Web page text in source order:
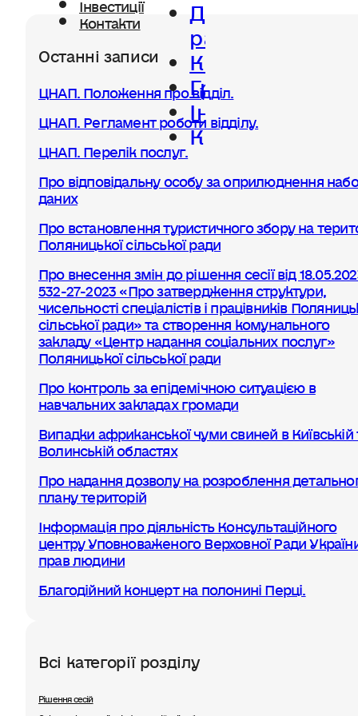
Контакти Діяльність
ради
Керівництво
Громада
Інвестиції
Контакти
Останні записи
ЦНАП. Положення про відділ.
ЦНАП. Регламент роботи відділу.
ЦНАП. Перелік послуг.
Про відповідальну особу за оприлюднення
даних
Про встановлення туристичного збору на
Поляницької сільської ради
Про внесення змін до рішення сесії від
532-27-2023 «Про затвердження структури,
чисельності спеціалістів і працівників
сільської ради» та створення комунального
закладу «Центр надання соціальних послуг»
Поляницької сільської ради
Про контроль за епідемічною ситуацією в
навчальних закладах громади
Випадки африканської чуми свиней в Київській
Волинській областях
Про надання дозволу на розроблення
плану територій
Інформація про діяльність Консультаційного
центру Уповноваженого Верховної Ради
прав людини
Благодійний концерт на полонині Перці.
Всі категорії розділу
Рішення сесій